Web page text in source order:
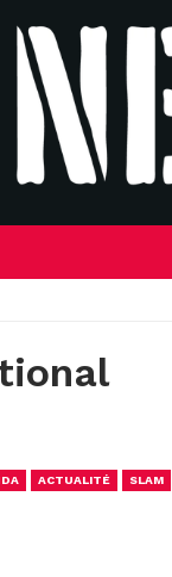
ACTUALITÉ SLAM